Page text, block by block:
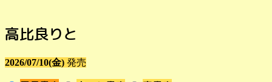
高比良りと
2026/07/10(金) 発売